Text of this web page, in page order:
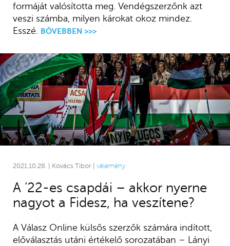
formáját valósította meg. Vendégszerzőnk azt
veszi számba, milyen károkat okoz mindez.
Esszé.
BŐVEBBEN >>>
2021.10.28. | Kovács Tibor | vélemény
A ’22-es csapdái – akkor nyerne
nagyot a Fidesz, ha veszítene?
A Válasz Online külsős szerzők számára indított,
előválasztás utáni értékelő sorozatában – Lányi